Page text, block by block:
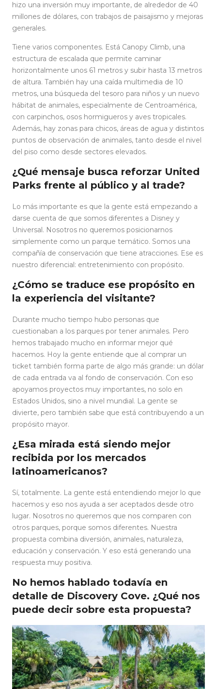
hizo una inversión muy importante, de alrededor de 40
millones de dólares, con trabajos de paisajismo y mejoras
generales.
Tiene varios componentes. Está Canopy Climb, una
estructura de escalada que permite caminar
horizontalmente unos 61 metros y subir hasta 13 metros
de altura. También hay una caída multimedia de 10
metros, una búsqueda del tesoro para niños y un nuevo
hábitat de animales, especialmente de Centroamérica,
con carpinchos, osos hormigueros y aves tropicales.
Además, hay zonas para chicos, áreas de agua y distintos
puntos de observación de animales, tanto desde el nivel
del piso como desde sectores elevados.
¿Qué mensaje busca reforzar United
Parks frente al público y al trade?
Lo más importante es que la gente está empezando a
darse cuenta de que somos diferentes a Disney y
Universal. Nosotros no queremos posicionarnos
simplemente como un parque temático. Somos una
compañía de conservación que tiene atracciones. Ese es
nuestro diferencial: entretenimiento con propósito.
¿Cómo se traduce ese propósito en
la experiencia del visitante?
Durante mucho tiempo hubo personas que
cuestionaban a los parques por tener animales. Pero
hemos trabajado mucho en informar mejor qué
hacemos. Hoy la gente entiende que al comprar un
ticket también forma parte de algo más grande: un dólar
de cada entrada va al fondo de conservación. Con eso
apoyamos proyectos muy importantes, no solo en
Estados Unidos, sino a nivel mundial. La gente se
divierte, pero también sabe que está contribuyendo a un
propósito mayor.
¿Esa mirada está siendo mejor
recibida por los mercados
latinoamericanos?
Sí, totalmente. La gente está entendiendo mejor lo que
hacemos y eso nos ayuda a ser aceptados desde otro
lugar. Nosotros no queremos que nos comparen con
otros parques, porque somos diferentes. Nuestra
propuesta combina diversión, animales, naturaleza,
educación y conservación. Y eso está generando una
respuesta muy positiva.
No hemos hablado todavía en
detalle de Discovery Cove. ¿Qué nos
puede decir sobre esta propuesta?